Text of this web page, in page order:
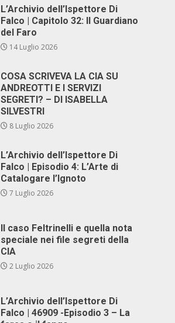
L’Archivio dell’Ispettore Di
Falco | Capitolo 32: Il Guardiano
del Faro
14 Luglio 2026
COSA SCRIVEVA LA CIA SU
ANDREOTTI E I SERVIZI
SEGRETI? – DI ISABELLA
SILVESTRI
8 Luglio 2026
L’Archivio dell’Ispettore Di
Falco | Episodio 4: L’Arte di
Catalogare l’Ignoto
7 Luglio 2026
Il caso Feltrinelli e quella nota
speciale nei file segreti della
CIA
2 Luglio 2026
L’Archivio dell’Ispettore Di
Falco | 46909 -Episodio 3 – La